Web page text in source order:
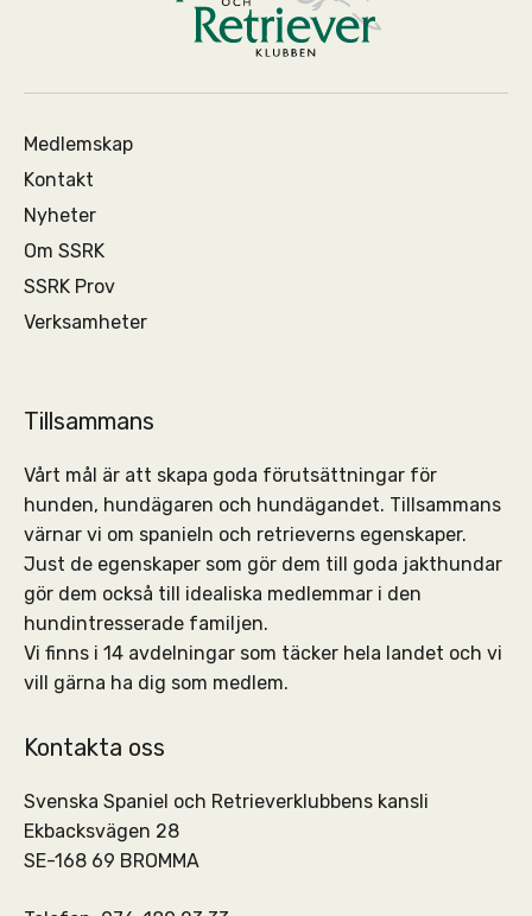
Medlemskap
Kontakt
Nyheter
Om SSRK
SSRK Prov
Verksamheter
Tillsammans
Vårt mål är att skapa goda förutsättningar för
hunden, hundägaren och hundägandet. Tillsammans
värnar vi om spanieln och retrieverns egenskaper.
Just de egenskaper som gör dem till goda jakthundar
gör dem också till idealiska medlemmar i den
hundintresserade familjen.
Vi finns i 14 avdelningar som täcker hela landet och vi
vill gärna ha dig som medlem.
Kontakta oss
Svenska Spaniel och Retrieverklubbens kansli
Ekbacksvägen 28
SE-168 69 BROMMA